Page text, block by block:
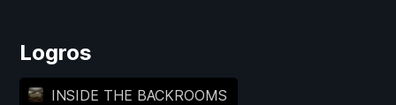
Logros
INSIDE THE BACKROOMS